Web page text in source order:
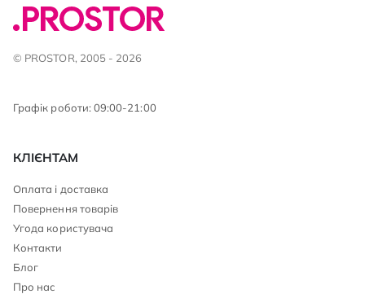
© PROSTOR, 2005 - 2026
Графік роботи: 09:00-21:00
КЛІЄНТАМ
Оплата і доставка
Повернення товарів
Угода користувача
Контакти
Блог
Про нас